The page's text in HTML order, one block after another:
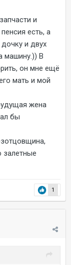
и
есть, а
и двух
машину.)) В
он мне ещё
мать и мой
жена
бы
залетные
1